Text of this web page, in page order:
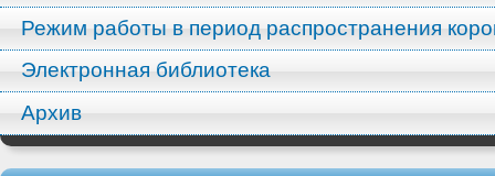
Режим работы в период распространения
Электронная библиотека
Архив